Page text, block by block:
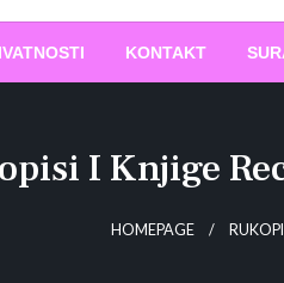
KONTAKT
I Knjige
HOMEPAGE